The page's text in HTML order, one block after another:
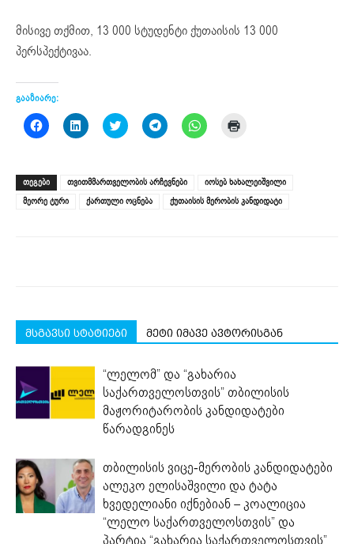
მისივე თქმით, 13 000 სტუდენტი ქუთაისის 13 000
პერსპექტივაა.
გააზიარე:
Click
to
(Opens
in
new
window)
Click
to
(Opens
in
new
window)
Click
to
(Opens
in
new
window)
Click
to
(Opens
in
new
window)
Click
to
(Opens
in
new
window)
window)
ᲗᲔᲒᲔᲑᲘ თვითმმართველობის არჩევნები
იოსებ ხახალეიშვილი
მეორე ტური
ქართული ოცნება ქუთაისის მერობის კანდიდატი
მსგავსი სტატიები მეტი იმავე ავტორისგან
“ლელომ” და “გახარია
საქართველოსთვის” თბილისის
მაჟორიტარობის კანდიდატები
წარადგინეს
თბილისის ვიცე-მერობის კანდიდატები
ალეკო ელისაშვილი და ტატა
ხვედელიანი იქნებიან – კოალიცია
“ლელო საქართველოსთვის” და
პარტია “გახარია საქართველოსთვის”